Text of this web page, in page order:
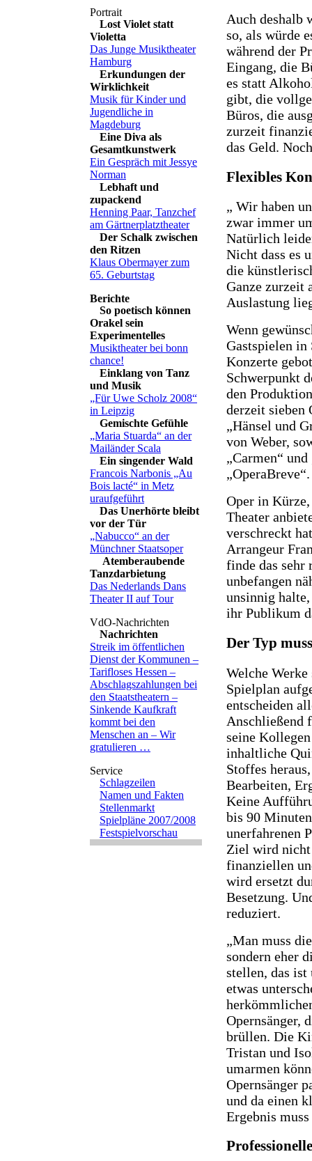
Lost Violet statt
Violetta
Das Junge Musiktheater
Hamburg
Erkundungen der
Wirklichkeit
Musik für Kinder und
Jugendliche in
Magdeburg
Eine Diva als
Gesamtkunstwerk
Ein Gespräch mit Jessye
Norman
Lebhaft und
zupackend
Henning Paar, Tanzchef
am Gärtnerplatztheater
Der Schalk zwischen
den Ritzen
Klaus Obermayer zum
65. Geburtstag
So poetisch können
Orakel sein
Experimentelles
Musiktheater bei bonn
chance!
Einklang von Tanz
und Musik
„Für Uwe Scholz 2008“
in Leipzig
Gemischte Gefühle
„Maria Stuarda“ an der
Mailänder Scala
Ein singender Wald
Francois Narbonis „Au
Bois lacté“ in Metz
uraufgeführt
Das Unerhörte bleibt
vor der Tür
„Nabucco“ an der
Münchner Staatsoper
Atemberaubende
Tanzdarbietung
Das Nederlands Dans
Theater II auf Tour
Nachrichten
Streik im öffentlichen
Dienst der Kommunen –
Tarifloses Hessen –
Abschlagszahlungen bei
den Staatstheatern –
Sinkende Kaufkraft
kommt bei den
Menschen an – Wir
gratulieren …
Schlagzeilen
Namen und Fakten
Stellenmarkt
Spielpläne 2007/2008
Festspielvorschau
Auch deshalb
so, als würde
während der
Eingang, die
es statt
gibt, die
Büros, die
zurzeit
das Geld.
Flexibles
„ Wir haben
zwar immer
Natürlich
Nicht dass es
die
Ganze zurzeit
Auslastung
Wenn
Gastspielen in
Konzerte
Schwerpunkt
den
derzeit sieben
„Hänsel und
von Weber,
„Carmen“
„OperaBreve“.
Oper in Kürze,
Theater
verschreckt
Arrangeur
finde das sehr
unbefangen
unsinnig
ihr Publikum
Der Typ
Welche
Spielplan
entscheiden
Anschließend
seine
inhaltliche
Stoffes
Bearbeiten,
Keine
bis 90
unerfahrenen
Ziel wird nicht
finanziellen
wird ersetzt
Besetzung.
reduziert.
„Man muss
sondern eher
stellen, das ist
etwas
Opernsänger,
brüllen. Die
Tristan und
umarmen
Opernsänger
und da einen
Ergebnis muss